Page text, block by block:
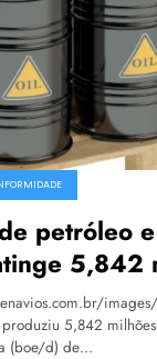
petróleo
5,842
5,842
(boe/d) de…